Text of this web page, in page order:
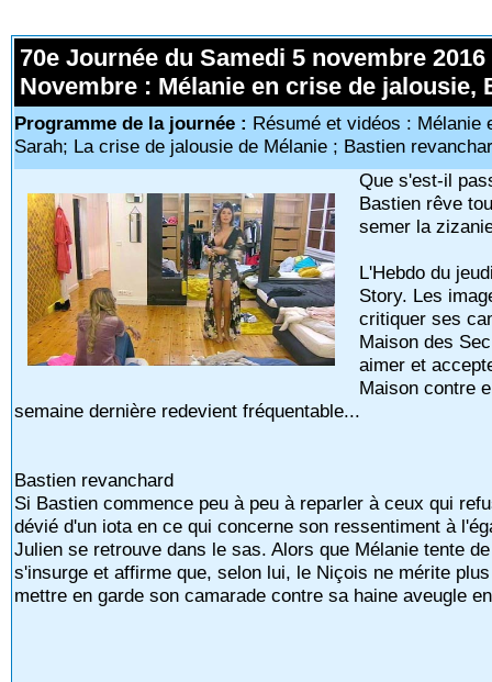
70e Journée du Samedi 5 novembre
Novembre : Mélanie en crise de jalousie,
Programme de la journée : Résumé et vidéos : Mélanie
Sarah; La crise de jalousie de Mélanie ; Bastien
Que s'est-il
Bastien rêve
semer la
L'Hebdo du
Story. Les
critiquer ses
Maison des
aimer et
Maison contre
semaine dernière redevient fréquentable...
Bastien revanchard
Si Bastien commence peu à peu à reparler à ceux qui
dévié d'un iota en ce qui concerne son ressentiment à
Julien se retrouve dans le sas. Alors que Mélanie tente
s'insurge et affirme que, selon lui, le Niçois ne mérite
mettre en garde son camarade contre sa haine aveugle